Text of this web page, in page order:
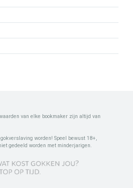
van elke bookmaker zijn altijd van
worden! Speel bewust 18+,
gedeeld worden met minderjarigen.